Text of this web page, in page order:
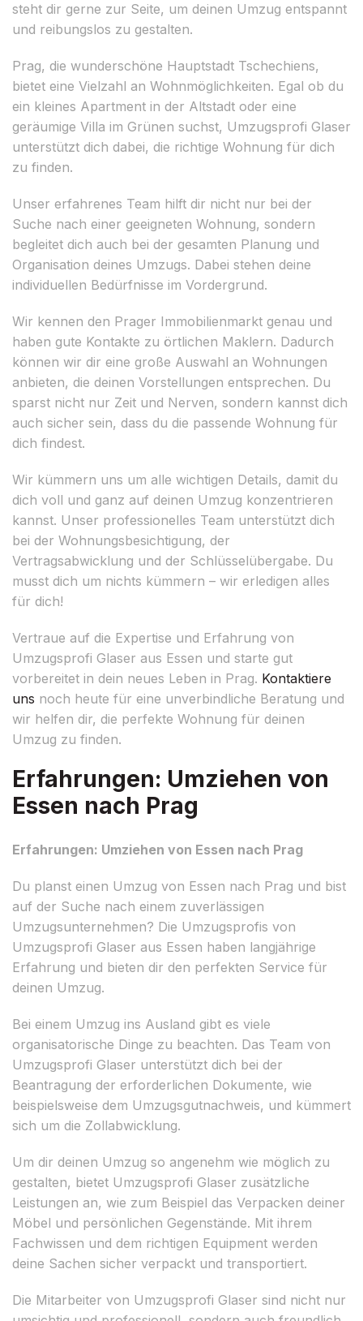
steht dir gerne zur Seite, um deinen Umzug entspannt
und reibungslos zu gestalten.
Prag, die wunderschöne Hauptstadt Tschechiens,
bietet eine Vielzahl an Wohnmöglichkeiten. Egal ob du
ein kleines Apartment in der Altstadt oder eine
geräumige Villa im Grünen suchst, Umzugsprofi Glaser
unterstützt dich dabei, die richtige Wohnung für dich
zu finden.
Unser erfahrenes Team hilft dir nicht nur bei der
Suche nach einer geeigneten Wohnung, sondern
begleitet dich auch bei der gesamten Planung und
Organisation deines Umzugs. Dabei stehen deine
individuellen Bedürfnisse im Vordergrund.
Wir kennen den Prager Immobilienmarkt genau und
haben gute Kontakte zu örtlichen Maklern. Dadurch
können wir dir eine große Auswahl an Wohnungen
anbieten, die deinen Vorstellungen entsprechen. Du
sparst nicht nur Zeit und Nerven, sondern kannst dich
auch sicher sein, dass du die passende Wohnung für
dich findest.
Wir kümmern uns um alle wichtigen Details, damit du
dich voll und ganz auf deinen Umzug konzentrieren
kannst. Unser professionelles Team unterstützt dich
bei der Wohnungsbesichtigung, der
Vertragsabwicklung und der Schlüsselübergabe. Du
musst dich um nichts kümmern – wir erledigen alles
für dich!
Vertraue auf die Expertise und Erfahrung von
Umzugsprofi Glaser aus Essen und starte gut
vorbereitet in dein neues Leben in Prag. Kontaktiere
uns noch heute für eine unverbindliche Beratung und
wir helfen dir, die perfekte Wohnung für deinen
Umzug zu finden.
Erfahrungen: Umziehen von
Essen nach Prag
Erfahrungen: Umziehen von Essen nach Prag
Du planst einen Umzug von Essen nach Prag und bist
auf der Suche nach einem zuverlässigen
Umzugsunternehmen? Die Umzugsprofis von
Umzugsprofi Glaser aus Essen haben langjährige
Erfahrung und bieten dir den perfekten Service für
deinen Umzug.
Bei einem Umzug ins Ausland gibt es viele
organisatorische Dinge zu beachten. Das Team von
Umzugsprofi Glaser unterstützt dich bei der
Beantragung der erforderlichen Dokumente, wie
beispielsweise dem Umzugsgutnachweis, und kümmert
sich um die Zollabwicklung.
Um dir deinen Umzug so angenehm wie möglich zu
gestalten, bietet Umzugsprofi Glaser zusätzliche
Leistungen an, wie zum Beispiel das Verpacken deiner
Möbel und persönlichen Gegenstände. Mit ihrem
Fachwissen und dem richtigen Equipment werden
deine Sachen sicher verpackt und transportiert.
Die Mitarbeiter von Umzugsprofi Glaser sind nicht nur